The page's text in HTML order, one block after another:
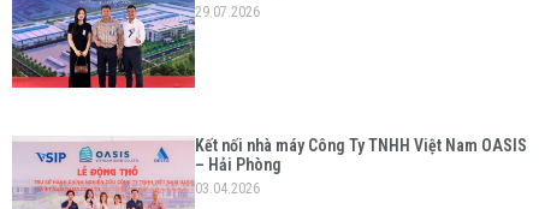
29.07.2026
Kết nối nhà máy Công Ty TNHH Việt Nam OASIS
– Hải Phòng
03.04.2026